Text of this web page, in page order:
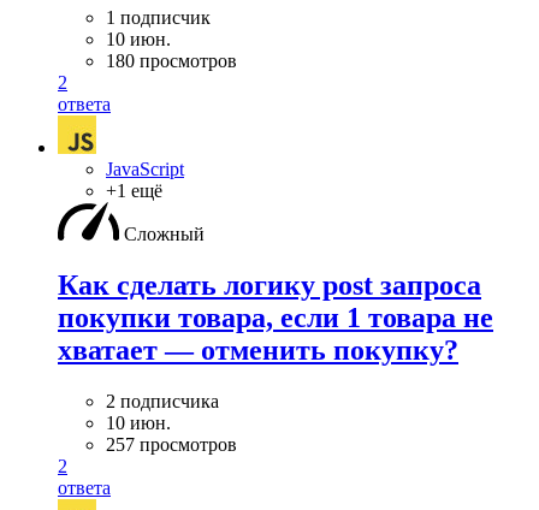
1 подписчик
10 июн.
180 просмотров
2
ответа
JavaScript
+1 ещё
Сложный
Как сделать логику post запроса
покупки товара, если 1 товара не
хватает — отменить покупку?
2 подписчика
10 июн.
257 просмотров
2
ответа